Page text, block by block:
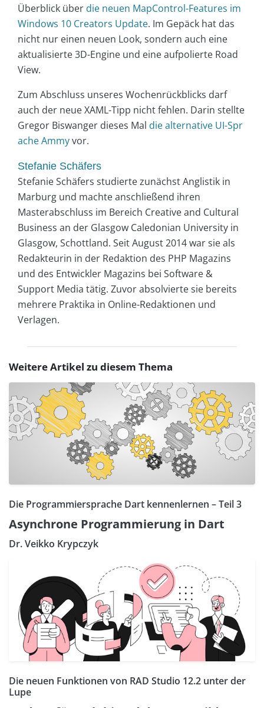
Überblick über die neuen MapControl-Features im
Windows 10 Creators Update. Im Gepäck hat das
nicht nur einen neuen Look, sondern auch eine
aktualisierte 3D-Engine und eine aufpolierte Road
View.
Zum Abschluss unseres Wochenrückblicks darf
auch der neue XAML-Tipp nicht fehlen. Darin stellte
Gregor Biswanger dieses Mal die alternative UI-Spr
ache Ammyvor.
Stefanie Schäfers
Stefanie Schäfers studierte zunächst Anglistik in
Marburg und machte anschließend ihren
Masterabschluss im Bereich Creative and Cultural
Business an der Glasgow Caledonian University in
Glasgow, Schottland. Seit August 2014 war sie als
Redakteurin in der Redaktion des PHP Magazins
und des Entwickler Magazins bei Software &
Support Media tätig. Zuvor absolvierte sie bereits
mehrere Praktika in Online-Redaktionen und
Verlagen.
Weitere Artikel zu diesem Thema
Die Programmiersprache Dart kennenlernen – Teil 3
Asynchrone Programmierung in Dart
Dr. Veikko Krypczyk
Die neuen Funktionen von RAD Studio 12.2 unter der
Lupe